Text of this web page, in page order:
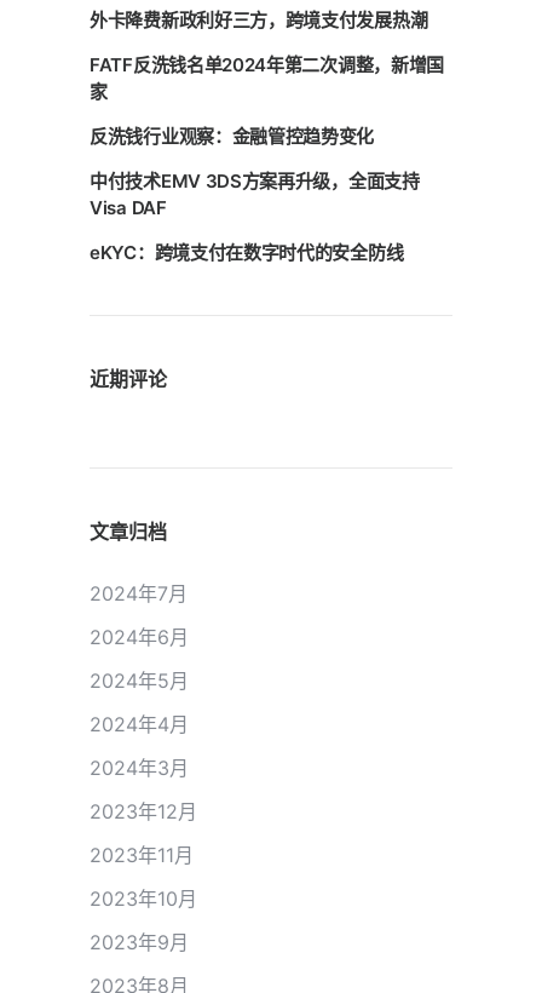
外卡降费新政利好三方，跨境支付发展热潮
FATF反洗钱名单2024年第二次调整，新增国
家
反洗钱行业观察：金融管控趋势变化
中付技术EMV 3DS方案再升级，全面支持
Visa DAF
eKYC：跨境支付在数字时代的安全防线
近期评论
文章归档
2024年7月
2024年6月
2024年5月
2024年4月
2024年3月
2023年12月
2023年11月
2023年10月
2023年9月
2023年8月